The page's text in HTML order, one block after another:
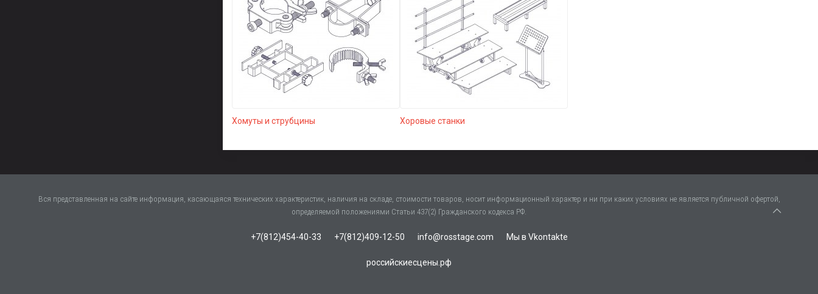
Хомуты и струбцины Хоровые станки
Вся представленная на сайте информация, касающаяся технических характеристик, наличия на складе, стоимости товаров, носит информационный характер и ни при каких условиях не является публичной офертой,
определяемой положениями Статьи 437(2) Гражданского кодекса РФ.
+7(812)454-40-33 +7(812)409-12-50 info@rosstage.com Мы в Vkontakte
российскиесцены.рф